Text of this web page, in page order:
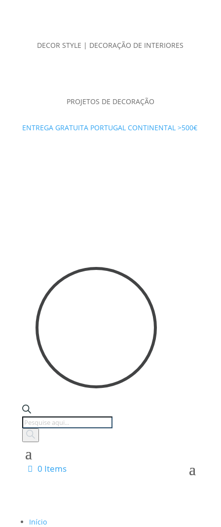
DECOR STYLE | DECORAÇÃO DE INTERIORES
PROJETOS DE DECORAÇÃO
ENTREGA GRATUITA PORTUGAL CONTINENTAL >500€
Products
search
0 Items
Início